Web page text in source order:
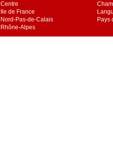
Centre
Ile de France
Nord-Pas-de-Calais
Pays
Rhône-Alpes